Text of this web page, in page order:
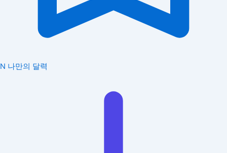
N 나만의 달력